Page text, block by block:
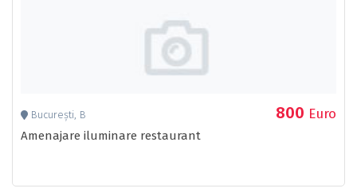
București, B 800 Euro
Amenajare iluminare restaurant